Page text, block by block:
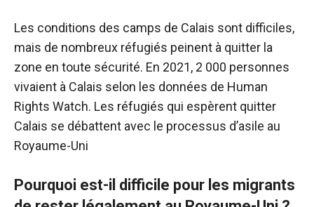
Les conditions des camps de Calais sont difficiles,
mais de nombreux réfugiés peinent à quitter la
zone en toute sécurité. En 2021, 2 000 personnes
vivaient à Calais selon les données de Human
Rights Watch. Les réfugiés qui espèrent quitter
Calais se débattent avec le processus d’asile au
Royaume-Uni
Pourquoi est-il difficile pour les migrants